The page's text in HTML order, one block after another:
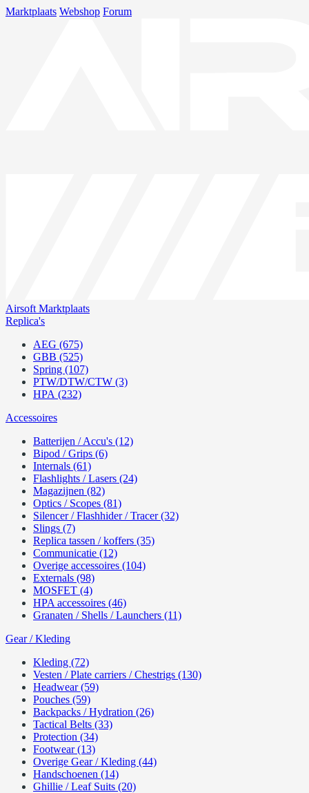
Marktplaats Webshop Forum
Airsoft Marktplaats
Replica's
AEG (675)
GBB (525)
Spring (107)
PTW/DTW/CTW (3)
HPA (232)
Accessoires
Batterijen / Accu's (12)
Bipod / Grips (6)
Internals (61)
Flashlights / Lasers (24)
Magazijnen (82)
Optics / Scopes (81)
Silencer / Flashhider / Tracer (32)
Slings (7)
Replica tassen / koffers (35)
Communicatie (12)
Overige accessoires (104)
Externals (98)
MOSFET (4)
HPA accessoires (46)
Granaten / Shells / Launchers (11)
Gear / Kleding
Kleding (72)
Vesten / Plate carriers / Chestrigs (130)
Headwear (59)
Pouches (59)
Backpacks / Hydration (26)
Tactical Belts (33)
Protection (34)
Footwear (13)
Overige Gear / Kleding (44)
Handschoenen (14)
Ghillie / Leaf Suits (20)